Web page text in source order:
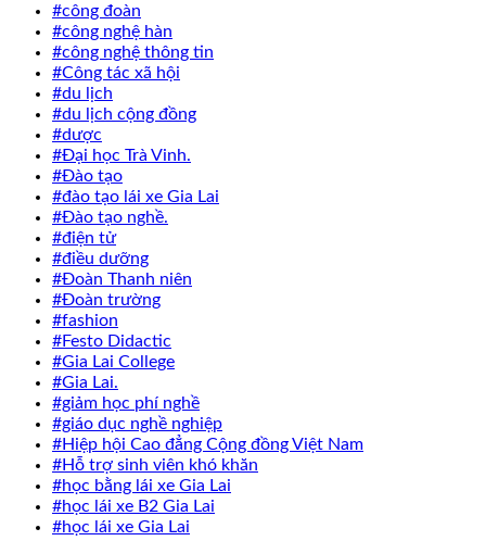
#công đoàn
#công nghệ hàn
#công nghệ thông tin
#Công tác xã hội
#du lịch
#du lịch cộng đồng
#dược
#Đại học Trà Vinh.
#Đào tạo
#đào tạo lái xe Gia Lai
#Đào tạo nghề.
#điện tử
#điều dưỡng
#Đoàn Thanh niên
#Đoàn trường
#fashion
#Festo Didactic
#Gia Lai College
#Gia Lai.
#giảm học phí nghề
#giáo dục nghề nghiệp
#Hiệp hội Cao đẳng Cộng đồng Việt Nam
#Hỗ trợ sinh viên khó khăn
#học bằng lái xe Gia Lai
#học lái xe B2 Gia Lai
#học lái xe Gia Lai